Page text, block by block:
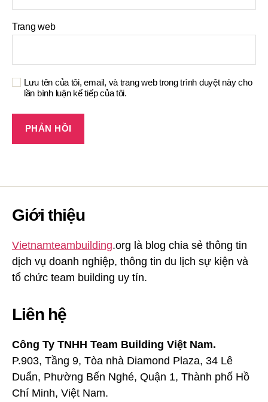
Trang web
Lưu tên của tôi, email, và trang web trong trình duyệt này cho
lần bình luận kế tiếp của tôi.
Giới thiệu
Vietnamteambuilding.org là blog chia sẻ thông tin
dịch vụ doanh nghiệp, thông tin du lịch sự kiện và
tổ chức team building uy tín.
Liên hệ
Công Ty TNHH Team Building Việt Nam.
P.903, Tầng 9, Tòa nhà Diamond Plaza, 34 Lê
Duẩn, Phường Bến Nghé, Quận 1, Thành phố Hồ
Chí Minh, Việt Nam.